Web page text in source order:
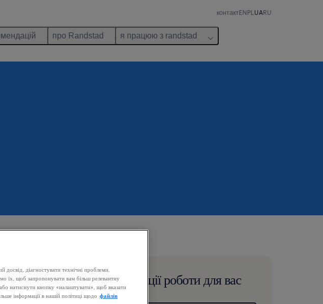
контактENPL UARU
про Randstad я працюю з randstad
пропозиції роботи для вас
діагностувати технічні проблеми,
їх, щоб запропонувати вам більш релевантну
натиснути кнопку «налаштувати», щоб вказати
інформації в нашій політиці щодо файлів